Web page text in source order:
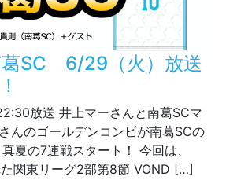
葛SC 6/29（火）放送
放送 井上マーさんと南葛SCマ
んのゴールデンコンビが南葛SCの
夏の7連戦スタート！ 今回は、
関東リーグ2部第8節 VOND […]